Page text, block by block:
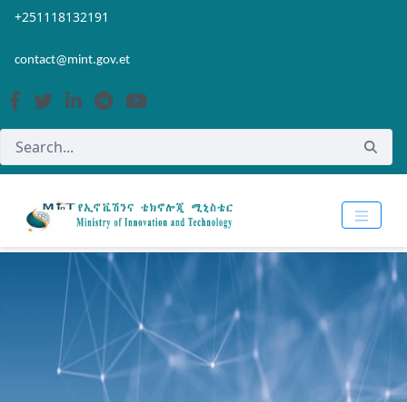
Skip to Main Content
Open Accessibility Menu
+251118132191
contact@mint.gov.et